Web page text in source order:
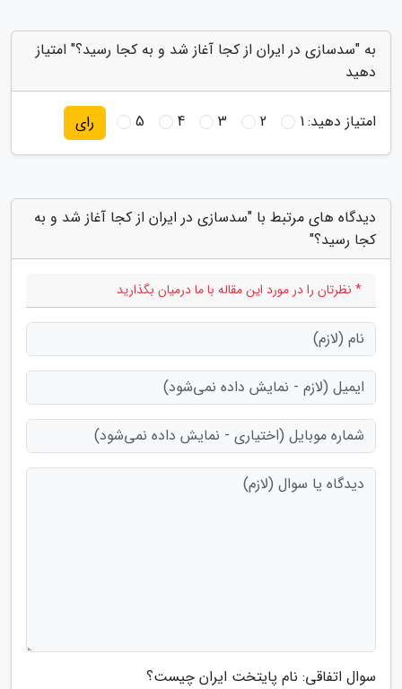
به "سدسازی در ایران از کجا آغاز شد و به کجا رسید؟" امتیاز
دهید
امتیاز دهید:1
2
3
4
5 رای
دیدگاه های مرتبط با "سدسازی در ایران از کجا آغاز شد و به
کجا رسید؟"
* نظرتان را در مورد این مقاله با ما درمیان بگذارید
سوال اتفاقی: نام پایتخت ایران چیست؟